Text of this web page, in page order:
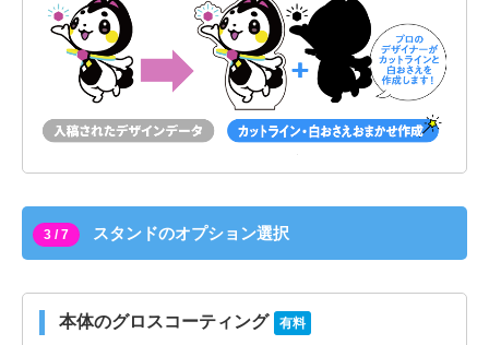
3 / 7 スタンドのオプション選択
本体のグロスコーティング 有料